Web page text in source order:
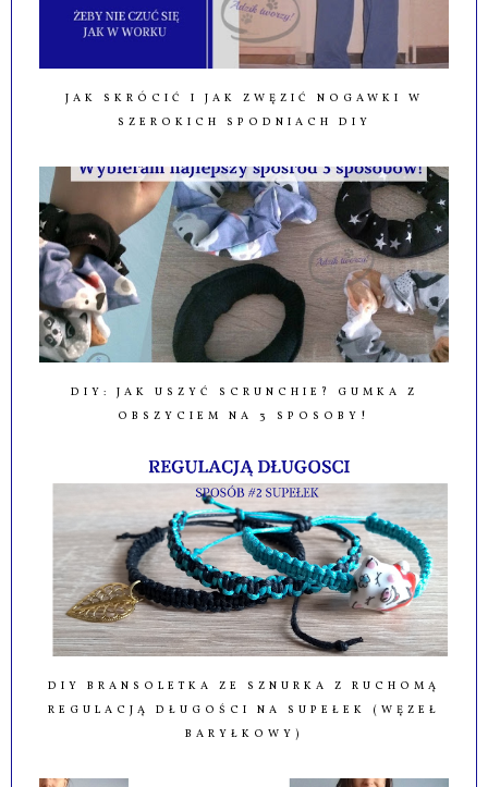
JAK SKRÓCIĆ I JAK ZWĘZIĆ NOGAWKI W
SZEROKICH SPODNIACH DIY
DIY: JAK USZYĆ SCRUNCHIE? GUMKA Z
OBSZYCIEM NA 3 SPOSOBY!
DIY BRANSOLETKA ZE SZNURKA Z RUCHOMĄ
REGULACJĄ DŁUGOŚCI NA SUPEŁEK (WĘZEŁ
BARYŁKOWY)